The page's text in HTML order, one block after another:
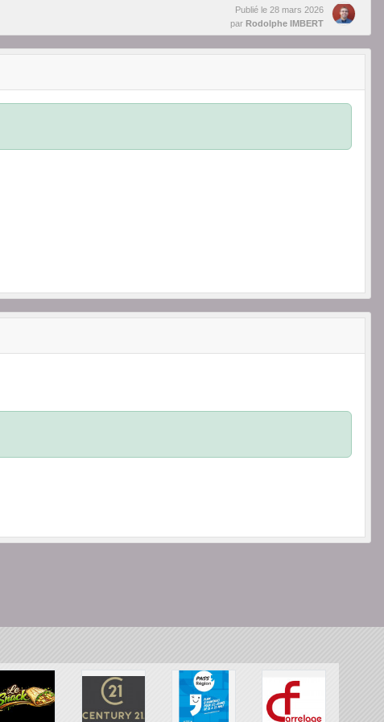
Publié le 28 mars 2026
par Rodolphe IMBERT